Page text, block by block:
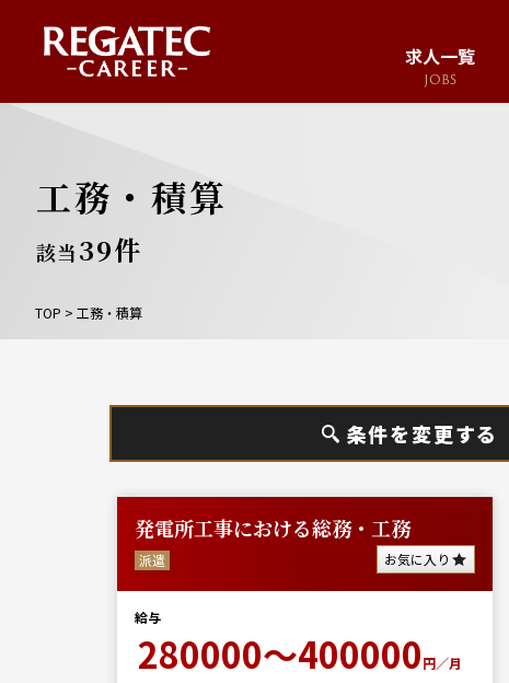
求人一覧
JOBS
工務・積算
該当39件
TOP > 工務・積算
条件を変更する
発電所工事における総務・工務
派遣 お気に入り
給与
280000～400000円／月